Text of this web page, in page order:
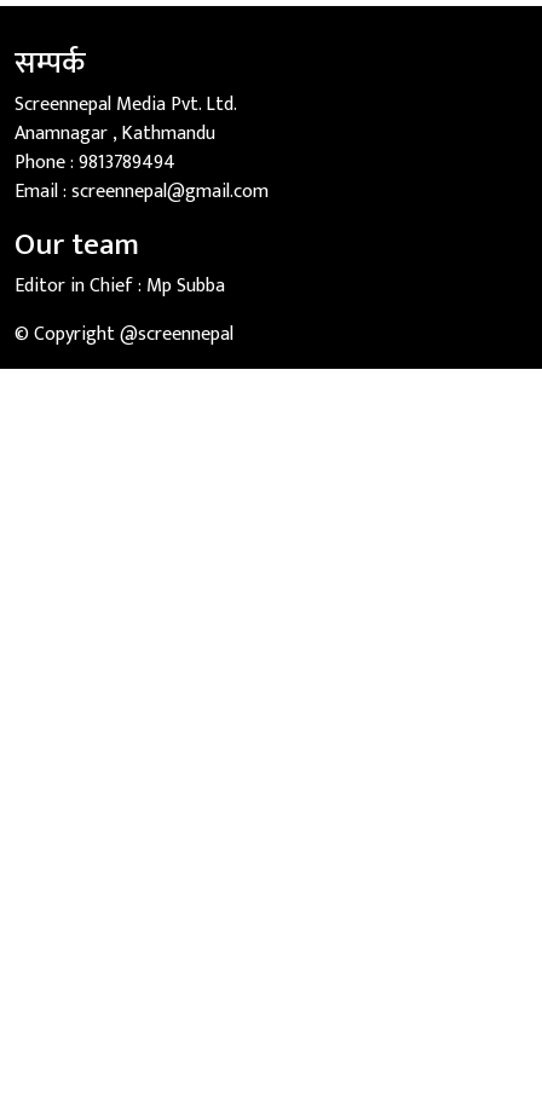
सम्पर्क
Screennepal Media Pvt. Ltd.
Anamnagar , Kathmandu
Phone :9813789494
Email :screennepal@gmail.com
Our team
Editor in Chief : Mp Subba
© Copyright @screennepal